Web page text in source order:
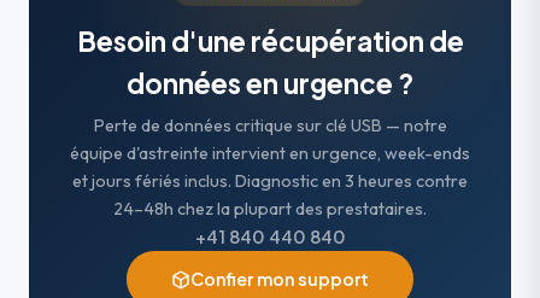
Besoin d'une récupération de
données en urgence ?
Perte de données critique sur clé USB — notre
équipe d'astreinte intervient en urgence, week-ends
et jours fériés inclus. Diagnostic en 3 heures contre
24–48h chez la plupart des prestataires.
+41 840 440 840
Confier mon support